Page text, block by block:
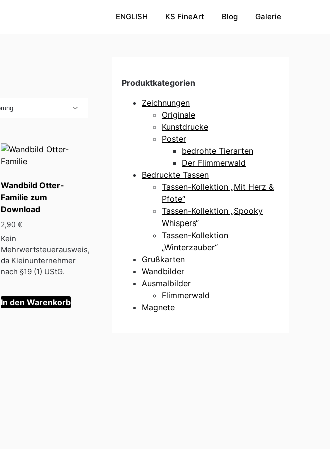
ENGLISH KS FineArt Blog Galerie
Wandbild Otter-
Familie zum
Download
2,90 €
Kein
Mehrwertsteuerausweis,
da Kleinunternehmer
nach §19 (1) UStG.
In den Warenkorb
Produktkategorien
Zeichnungen
Originale
Kunstdrucke
Poster
bedrohte Tierarten
Der Flimmerwald
Bedruckte Tassen
Tassen-Kollektion „Mit Herz &
Pfote“
Tassen-Kollektion „Spooky
Whispers“
Tassen-Kollektion
„Winterzauber“
Grußkarten
Wandbilder
Ausmalbilder
Flimmerwald
Magnete